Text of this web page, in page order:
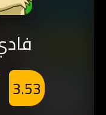
3.53